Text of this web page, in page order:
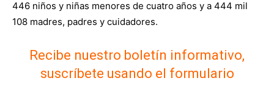
446 niños y niñas menores de cuatro años y a 444 mil
108 madres, padres y cuidadores.
Recibe nuestro boletín informativo,
suscríbete usando el formulario